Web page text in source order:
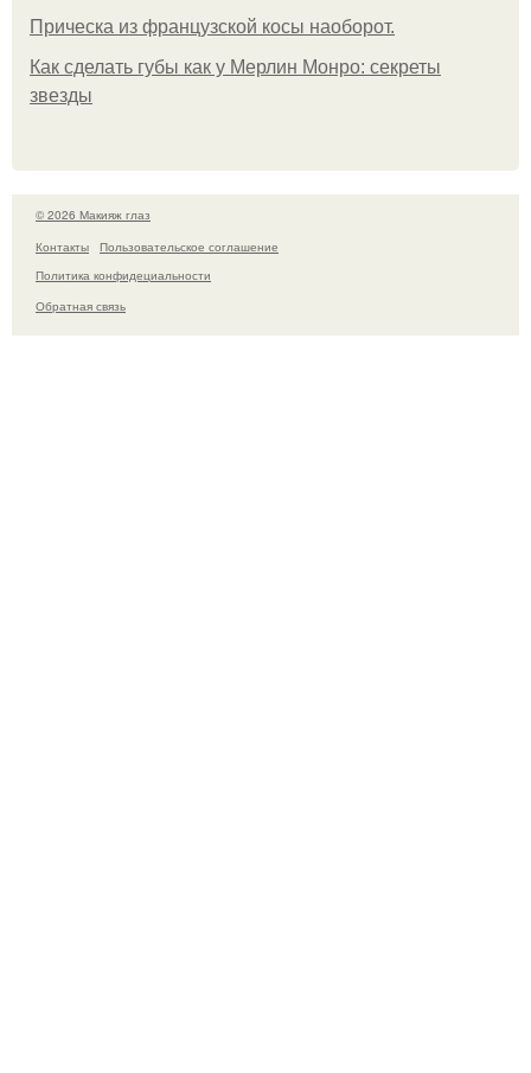
Прическа из французской косы наоборот.
Как сделать губы как у Мерлин Монро: секреты
звезды
© 2026 Макияж глаз
Контакты
Пользовательское соглашение
Политика конфидециальности
Обратная связь